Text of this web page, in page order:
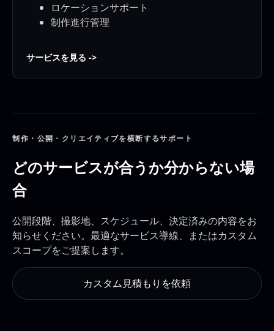
ロケーションサポート
制作進行管理
サービスを見る
制作・公開・クリエイティブを横断するサポート
どのサービスが合うか分からない場
合
公開段階、撮影地、スケジュール、決定済みの内容をお
知らせください。最適なサービス導線、またはカスタム
スコープをご提案します。
カスタム見積もりを依頼